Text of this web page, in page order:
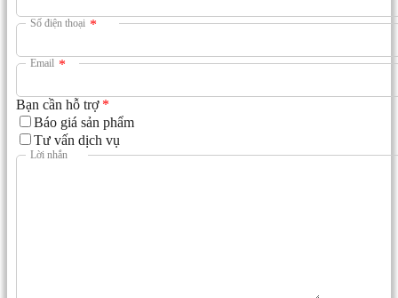
Số điện thoại *
Email *
Bạn cần hỗ trợ *
Báo giá sản phẩm
Tư vấn dịch vụ
Lời nhắn